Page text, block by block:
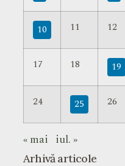
10 11 12
17 18 19
24 25 26
« mai iul. »
Arhivă articole